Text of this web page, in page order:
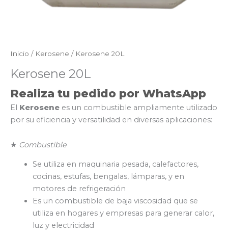
Inicio / Kerosene / Kerosene 20L
Kerosene 20L
Realiza tu pedido por WhatsApp
El Kerosene es un combustible ampliamente utilizado
por su eficiencia y versatilidad en diversas aplicaciones:
★ Combustible
Se utiliza en maquinaria pesada, calefactores,
cocinas, estufas, bengalas, lámparas, y en
motores de refrigeración
Es un combustible de baja viscosidad que se
utiliza en hogares y empresas para generar calor,
luz y electricidad